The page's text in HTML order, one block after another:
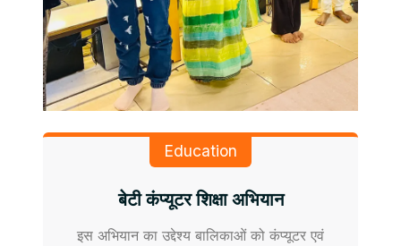
Education
बेटी कंप्यूटर शिक्षा अभियान
इस अभियान का उद्देश्य बालिकाओं को कंप्यूटर एवं